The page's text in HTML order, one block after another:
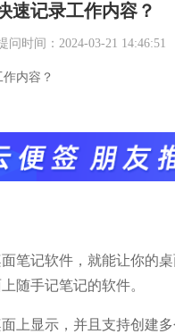
速记录工作内容？
问时间：2024-03-21 14:46:51
内容？
笔记软件，就能让你的
随手记笔记的软件。
上显示，并且支持创建